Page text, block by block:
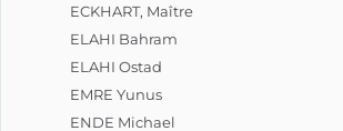
ECKHART, Maître
ELAHI Bahram
ELAHI Ostad
EMRE Yunus
ENDE Michael